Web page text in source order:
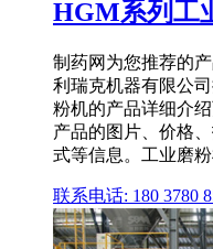
HGM系列工
制药网为您推荐的
利瑞克机器有限公
粉机的产品详细介
产品的图片、价格
式等信息。工业磨
联系电话: 180 3780